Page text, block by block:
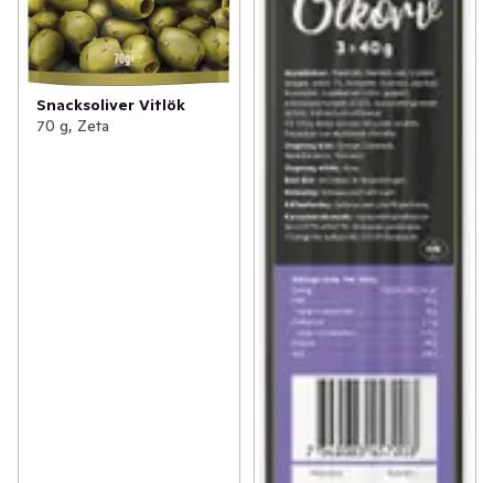
Snacksoliver Vitlök
70 g, Zeta